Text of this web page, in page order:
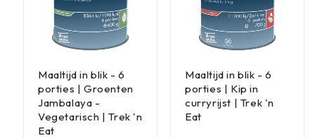
Maaltijd in blik - 6
porties | Groenten
Jambalaya -
Vegetarisch | Trek 'n
Eat
Maaltijd in blik - 6
porties | Kip in
curryrijst | Trek 'n
Eat